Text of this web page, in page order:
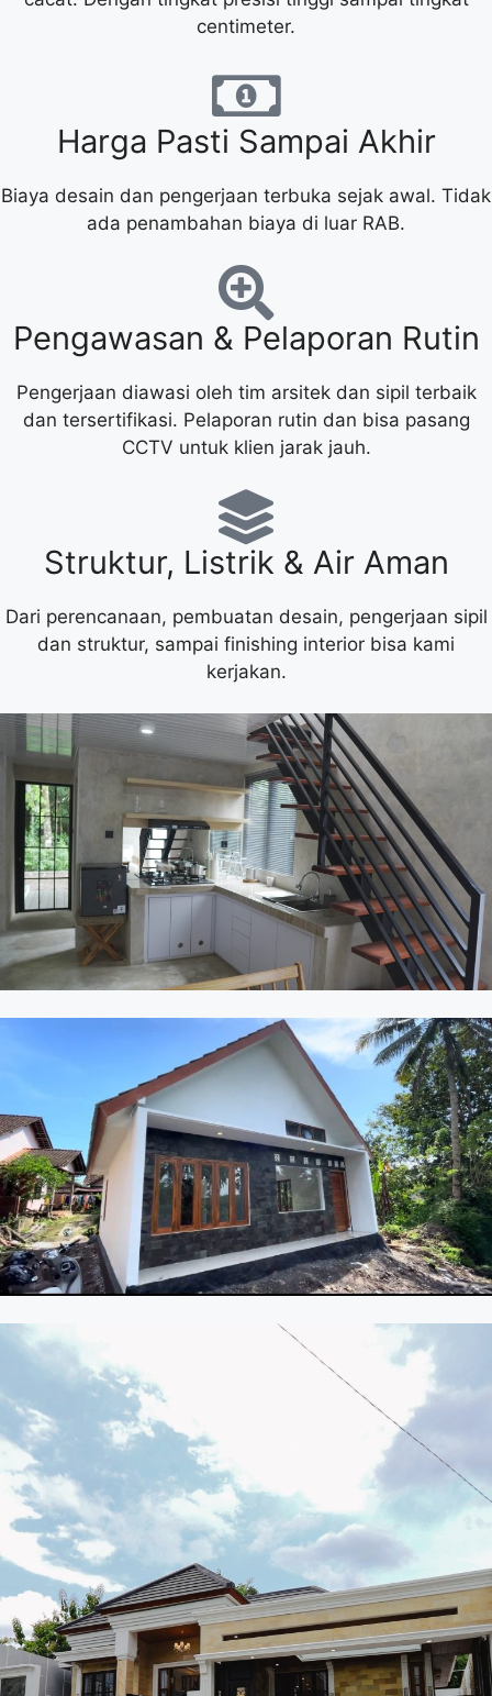
centimeter.
Harga Pasti Sampai Akhir
Biaya desain dan pengerjaan terbuka sejak awal. Tidak
ada penambahan biaya di luar RAB.
Pengawasan & Pelaporan Rutin
Pengerjaan diawasi oleh tim arsitek dan sipil terbaik
dan tersertifikasi. Pelaporan rutin dan bisa pasang
CCTV untuk klien jarak jauh.
Struktur, Listrik & Air Aman
Dari perencanaan, pembuatan desain, pengerjaan sipil
dan struktur, sampai finishing interior bisa kami
kerjakan.